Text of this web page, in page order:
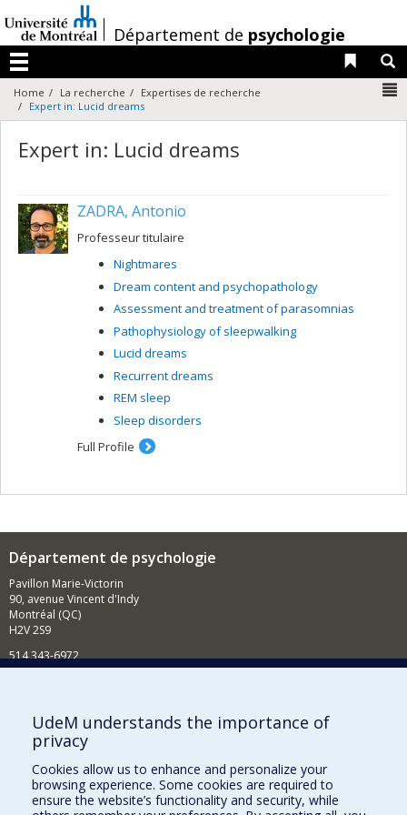
au
contenu
/Département de psychologie
Menu
Liens
Home La recherche
Expertises de recherche
Expert in: Lucid dreams
Expert in: Lucid dreams
ZADRA, Antonio
Professeur titulaire
Nightmares
Dream content and psychopathology
Assessment and treatment of parasomnias
Pathophysiology of sleepwalking
Lucid dreams
Recurrent dreams
REM sleep
Sleep disorders
Full Profile
Département de psychologie
Pavillon Marie-Victorin
90, avenue Vincent d'Indy
Montréal (QC)
H2V 2S9
514 343-6972
Comment soutenir le Département?
BESOIN D'AIDE?
Plan du site
Signaler une erreur
UdeM understands the importance of
privacy
Cookies allow us to enhance and personalize your
browsing experience. Some cookies are required to
ensure the website’s functionality and security, while